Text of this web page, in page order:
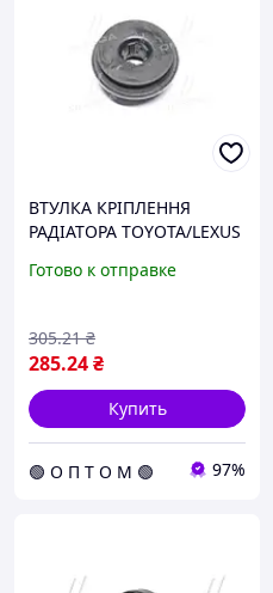
ВТУЛКА КРІПЛЕННЯ
РАДІАТОРА TOYOTA/LEXUS
C.I.U
Готово к отправке
285.24₴
305.21 ₴
Купить
🟢 О П Т О М 🟢 97%